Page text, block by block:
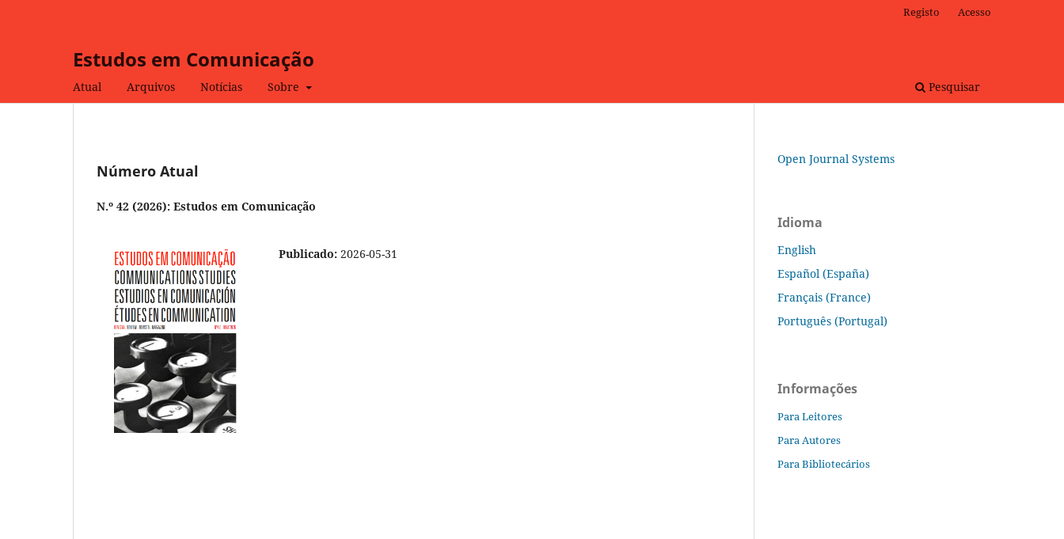
Estudos em Comunicação
Atual Arquivos Notícias Sobre Pesquisar
Registo Acesso
Número Atual
N.º 42 (2026): Estudos em Comunicação
Publicado: 2026-05-31
Open Journal Systems
Idioma
English
Español (España)
Français (France)
Português (Portugal)
Informações
Para Leitores
Para Autores
Para Bibliotecários